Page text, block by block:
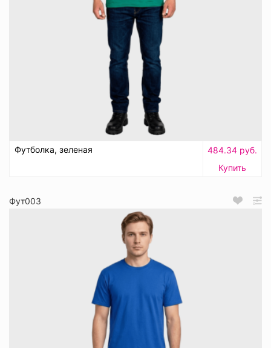
Футболка, зеленая
484.34 руб.
Купить
Фут003